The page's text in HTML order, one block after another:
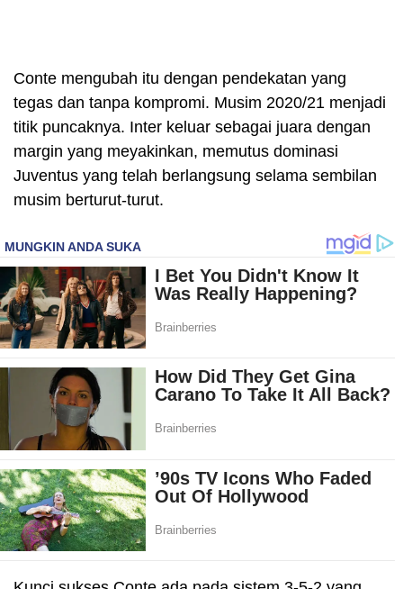
Conte mengubah itu dengan pendekatan yang
tegas dan tanpa kompromi. Musim 2020/21 menjadi
titik puncaknya. Inter keluar sebagai juara dengan
margin yang meyakinkan, memutus dominasi
Juventus yang telah berlangsung selama sembilan
musim berturut-turut.